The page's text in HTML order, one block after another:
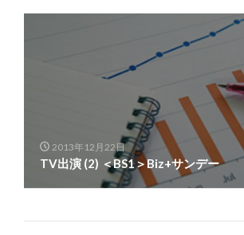
2013年12月22日
TV出演 (2) ＜BS1＞Biz+サンデー